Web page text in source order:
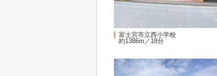
富士宮市立西小学校
約1386m／18分